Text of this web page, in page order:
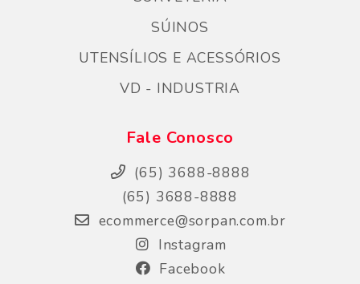
SÚINOS
UTENSÍLIOS E ACESSÓRIOS
VD - INDUSTRIA
Fale Conosco
(65) 3688-8888
(65) 3688-8888
ecommerce@sorpan.com.br
Instagram
Facebook